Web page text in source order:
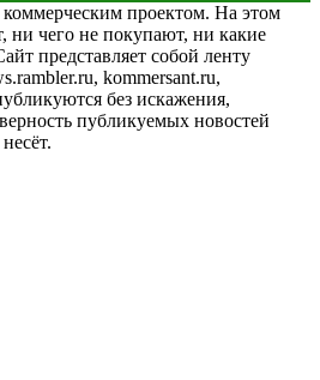
проектом. На этом
ни чего не покупают, ни какие
представляет собой ленту
kommersant.ru,
без искажения,
публикуемых новостей